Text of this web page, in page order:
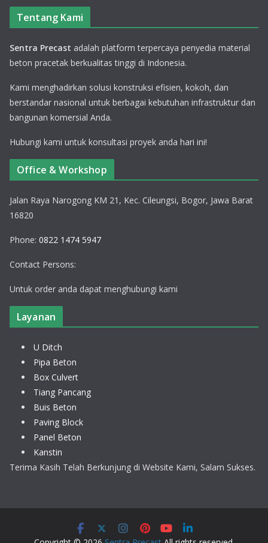
Tentang Kami
Sentra Precast adalah platform terpercaya penyedia material
beton pracetak berkualitas tinggi di Indonesia.
Kami menghadirkan solusi konstruksi efisien, kokoh, dan
berstandar nasional untuk berbagai kebutuhan infrastruktur dan
bangunan komersial Anda.
Hubungi kami untuk konsultasi proyek anda hari ini!
Office & Workshop
Jalan Raya Narogong KM 21, Kec. Cileungsi, Bogor, Jawa Barat
16820
Phone: 0822 1474 5947
Contact Persons:
Untuk order anda dapat menghubungi kami
Layanan
U Ditch
Pipa Beton
Box Culvert
Tiang Pancang
Buis Beton
Paving Block
Panel Beton
Kanstin
Terima Kasih Telah Berkunjung di Website Kami, Salam Sukses.